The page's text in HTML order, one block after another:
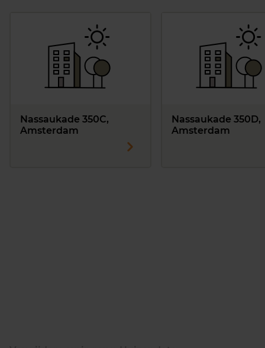
Nassaukade 350C,
Amsterdam
Nassaukade 350D,
Amsterdam